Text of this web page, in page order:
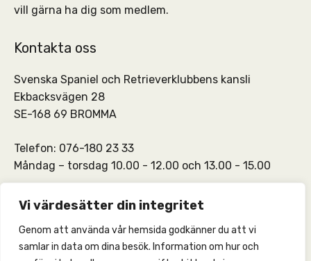
Vi värdesätter din integritet
Genom att använda vår hemsida godkänner du att vi
samlar in data om dina besök. Information om hur och
vill gärna ha dig som medlem.
Kontakta oss
Svenska Spaniel och Retrieverklubbens kansli
Ekbacksvägen 28
SE-168 69 BROMMA
Telefon: 076-180 23 33
Måndag – torsdag 10.00 - 12.00 och 13.00 - 15.00
SSRKs kansli och medlemskontakt: info@ssrk.se
SSRKs webmaster:webmaster@ssrk.se